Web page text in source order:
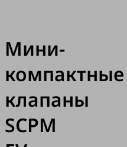
Мини-
компактные
клапаны
SCPM